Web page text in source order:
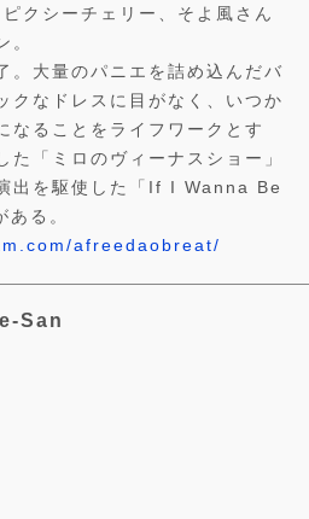
クシーチェリー、そよ風さん
。
。大量のパニエを詰め込んだバ
クなドレスに目がなく、いつか
なることをライフワークとす
た「ミロのヴィーナスショー」
出を駆使した「If I Wanna Be
る。
afreedaobreat/
San